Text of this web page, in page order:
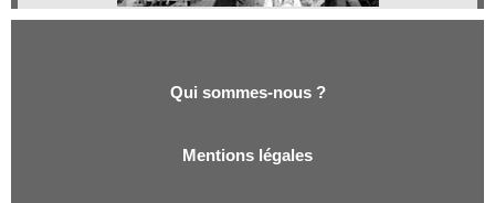
Qui sommes-nous ?
Mentions légales